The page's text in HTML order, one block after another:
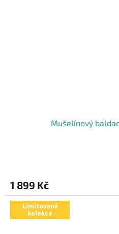
Mušelínový
1 899 Kč
Limitovaná
kolekce